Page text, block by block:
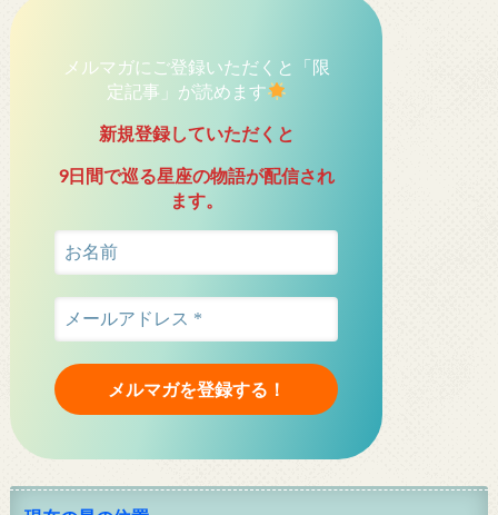
メルマガにご登録いただくと「限
定記事」が読めます
新規登録していただくと
9日間で巡る星座の物語が配信され
ます。